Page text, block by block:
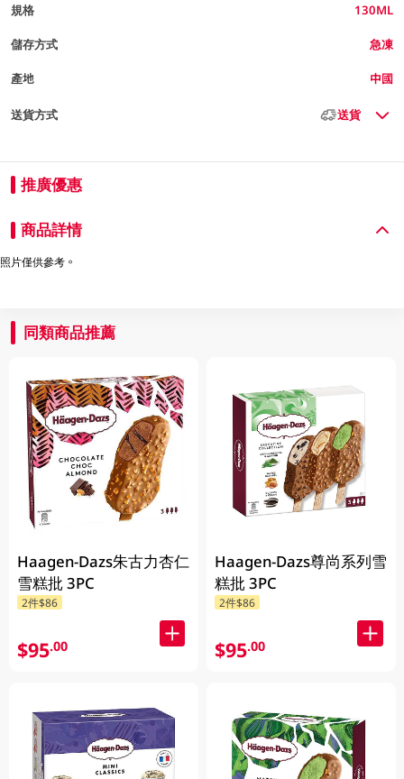
規格 130ML
儲存方式 急凍
產地 中國
送貨方式 送貨
推廣優惠
商品詳情
照片僅供參考。
同類商品推薦
Haagen-Dazs朱古力杏仁
雪糕批 3PC
2件$86
$95.00
Haagen-Dazs尊尚系列雪
糕批 3PC
2件$86
$95.00